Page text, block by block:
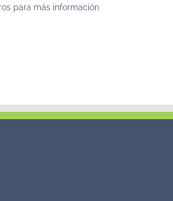
para más información